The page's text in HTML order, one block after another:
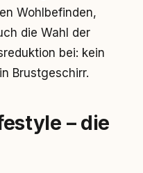
Wohlbefinden,
die Wahl der
bei: kein
Brustgeschirr.
– die